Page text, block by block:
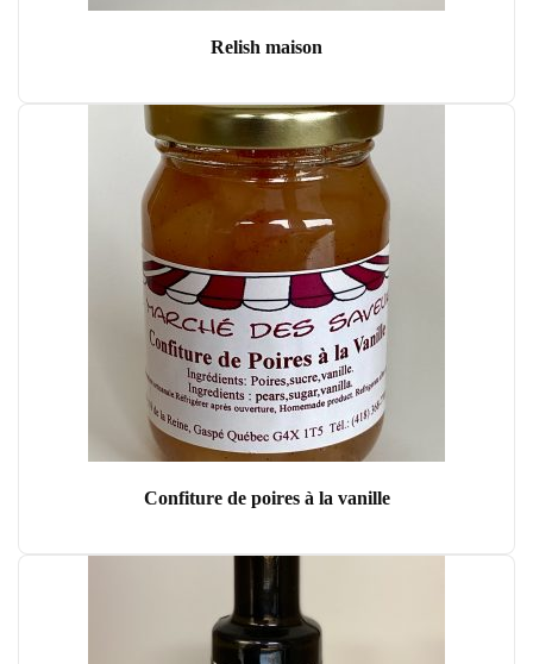
Relish maison
Confiture de poires à la vanille